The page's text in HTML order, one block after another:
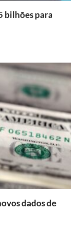
bilhões para
dados de